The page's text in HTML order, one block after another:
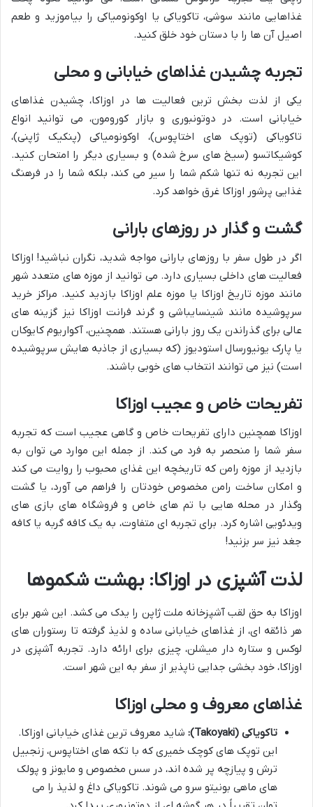
غذاهایی مانند سوشی، تاکویاکی یا اوکونومیاکی را بیاموزید و طعم
اصیل آن ها را با دستان خود خلق کنید.
تجربه چشیدن غذاهای خیابانی و محلی
یکی از لذت بخش ترین فعالیت ها در اوزاکا، چشیدن غذاهای
خیابانی است. در دوتونبوری و بازار کورومون، می توانید انواع
تاکویاکی (توپک های اختاپوس)، اوکونومیاکی (پنکیک ژاپنی)،
کوشیکاتسو (سیخ های سرخ شده) و بسیاری دیگر را امتحان کنید.
این تجربه نه تنها شکم شما را سیر می کند، بلکه شما را در فرهنگ
غذایی پرشور اوزاکا غرق خواهد کرد.
گشت و گذار در روزهای بارانی
اگر در طول سفر با روزهای بارانی مواجه شدید، نگران نباشید! اوزاکا
فعالیت های داخلی بسیاری دارد. می توانید از موزه های متعدد شهر
مانند موزه تاریخ اوزاکا یا موزه علم اوزاکا بازدید کنید. مراکز خرید
سرپوشیده مانند شینسایباشی و گرند فرانت اوزاکا نیز گزینه های
عالی برای گذراندن یک روز بارانی هستند. همچنین، آکواریوم کایوکان
یا پارک یونیورسال استودیوز (که بسیاری از جاذبه هایش سرپوشیده
است) نیز می توانند انتخاب های خوبی باشند.
تفریحات خاص و عجیب اوزاکا
اوزاکا همچنین دارای تفریحات خاص و گاهی عجیب است که تجربه
سفر شما را منحصر به فرد می کند. از جمله این موارد می توان به
بازدید از موزه رامن که تاریخچه این غذای محبوب را روایت می کند
و امکان ساخت رامن مخصوص خودتان را فراهم می آورد، یا گشت
وگذار در محله هایی با تم های خاص و فروشگاه های بازی های
ویدئویی اشاره کرد. برای تجربه ای متفاوت، به یک کافه گربه یا کافه
جغد نیز سر بزنید!
لذت آشپزی در اوزاکا: بهشت شکموها
اوزاکا به حق لقب آشپزخانه ملت ژاپن را یدک می کشد. این شهر برای
هر ذائقه ای، از غذاهای خیابانی ساده و لذیذ گرفته تا رستوران های
لوکس و ستاره دار میشلن، چیزی برای ارائه دارد. تجربه آشپزی در
اوزاکا، خود بخشی جدایی ناپذیر از سفر به این شهر است.
غذاهای معروف و محلی اوزاکا
تاکویاکی (Takoyaki):
شاید معروف ترین غذای خیابانی اوزاکا.
این توپک های کوچک خمیری که با تکه های اختاپوس، زنجبیل
ترش و پیازچه پر شده اند، در سس مخصوص و مایونز و پولک
های ماهی بونیتو سرو می شوند. تاکویاکی داغ و لذیذ را می